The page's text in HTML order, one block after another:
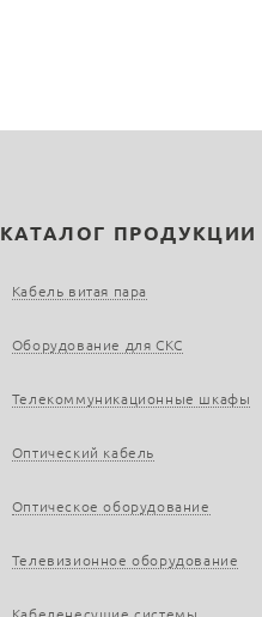
КАТАЛОГ ПРОДУКЦИИ
Кабель витая пара
Оборудование для СКС
Телекоммуникационные шкафы
Оптический кабель
Оптическое оборудование
Телевизионное оборудование